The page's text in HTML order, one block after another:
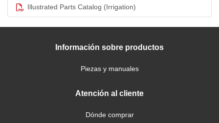
Illustrated Parts Catalog (Irrigation)
Información sobre productos
Piezas y manuales
Atención al cliente
Dónde comprar